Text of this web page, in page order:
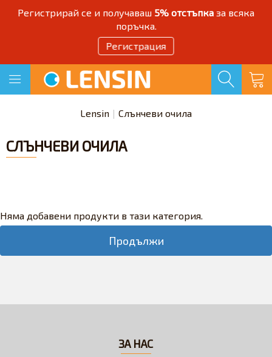
Регистрирай се и получаваш 5% отстъпка за всяка
поръчка.
Регистрация
Lensin Слънчеви очила
СЛЪНЧЕВИ ОЧИЛА
Няма добавени продукти в тази категория.
Продължи
ЗА НАС